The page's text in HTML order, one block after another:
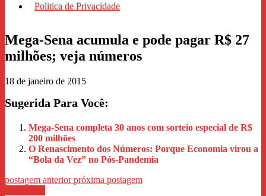
Politica de Privacidade
Mega-Sena acumula e pode pagar R$ 27
milhões; veja números
18 de janeiro de 2015
Sugerida Para Você:
Mega-Sena completa 30 anos com sorteio especial de R$
200 milhões
O Renascimento dos Números: Porque Economia virou a
“Bola da Vez” no Pós-Pandemia
postagem anteriorpróxima postagem